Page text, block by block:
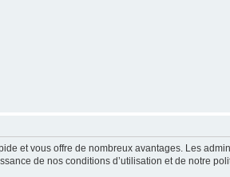
et vous offre de nombreux avantages. Les
de nos conditions d’utilisation et de notre